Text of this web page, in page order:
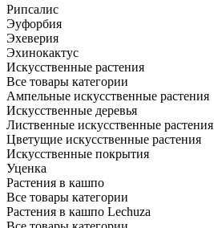
Рипсалис
Эуфорбия
Эхеверия
Эхинокактус
Искусственные растения
Все товары категории
Ампельные искусственные растения
Искусственные деревья
Лиственные искусственные растения
Цветущие искусственные растения
Искусственные покрытия
Уценка
Растения в кашпо
Все товары категории
Растения в кашпо Lechuza